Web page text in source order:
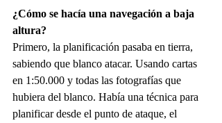
¿Cómo se hacía una navegación a baja
altura?
Primero, la planificación pasaba en tierra,
sabiendo que blanco atacar. Usando cartas
en 1:50.000 y todas las fotografías que
hubiera del blanco. Había una técnica para
planificar desde el punto de ataque, el